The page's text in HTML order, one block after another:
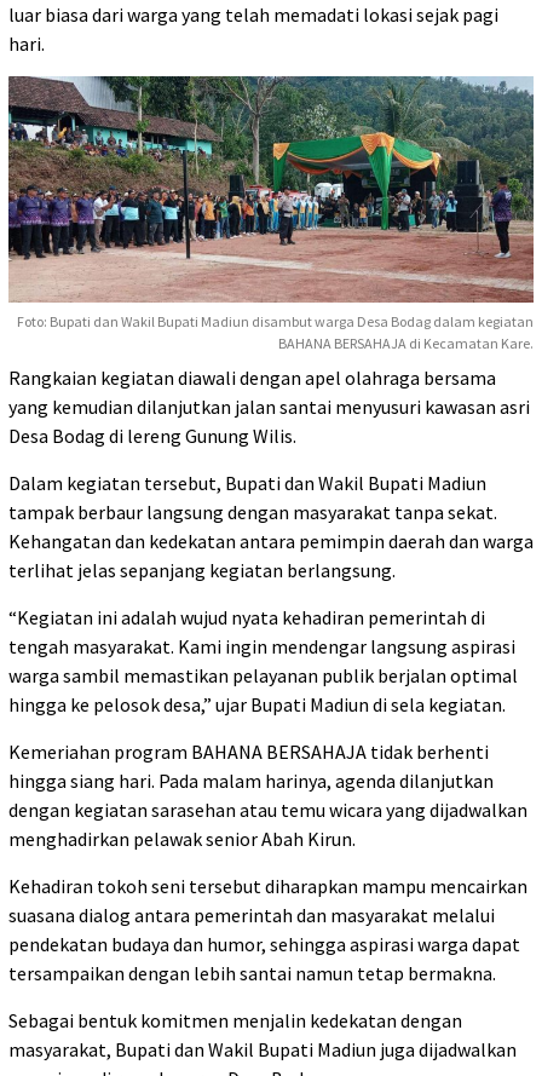
luar biasa dari warga yang telah memadati lokasi sejak pagi
hari.
Foto: Bupati dan Wakil Bupati Madiun disambut warga Desa Bodag dalam kegiatan
BAHANA BERSAHAJA di Kecamatan Kare.
Rangkaian kegiatan diawali dengan apel olahraga bersama
yang kemudian dilanjutkan jalan santai menyusuri kawasan asri
Desa Bodag di lereng Gunung Wilis.
Dalam kegiatan tersebut, Bupati dan Wakil Bupati Madiun
tampak berbaur langsung dengan masyarakat tanpa sekat.
Kehangatan dan kedekatan antara pemimpin daerah dan warga
terlihat jelas sepanjang kegiatan berlangsung.
“Kegiatan ini adalah wujud nyata kehadiran pemerintah di
tengah masyarakat. Kami ingin mendengar langsung aspirasi
warga sambil memastikan pelayanan publik berjalan optimal
hingga ke pelosok desa,” ujar Bupati Madiun di sela kegiatan.
Kemeriahan program BAHANA BERSAHAJA tidak berhenti
hingga siang hari. Pada malam harinya, agenda dilanjutkan
dengan kegiatan sarasehan atau temu wicara yang dijadwalkan
menghadirkan pelawak senior Abah Kirun.
Kehadiran tokoh seni tersebut diharapkan mampu mencairkan
suasana dialog antara pemerintah dan masyarakat melalui
pendekatan budaya dan humor, sehingga aspirasi warga dapat
tersampaikan dengan lebih santai namun tetap bermakna.
Sebagai bentuk komitmen menjalin kedekatan dengan
masyarakat, Bupati dan Wakil Bupati Madiun juga dijadwalkan